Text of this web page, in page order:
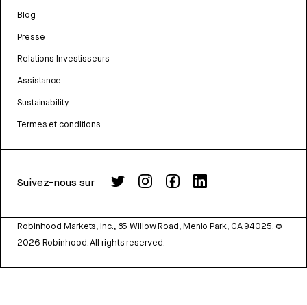
Blog
Presse
Relations Investisseurs
Assistance
Sustainability
Termes et conditions
Suivez-nous sur
Robinhood Markets, Inc., 85 Willow Road, Menlo Park, CA 94025. ©
2026 Robinhood. All rights reserved.